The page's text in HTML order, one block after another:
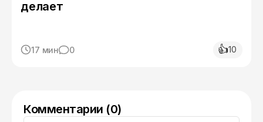
делает
17 мин 0 👍10
Комментарии (0)